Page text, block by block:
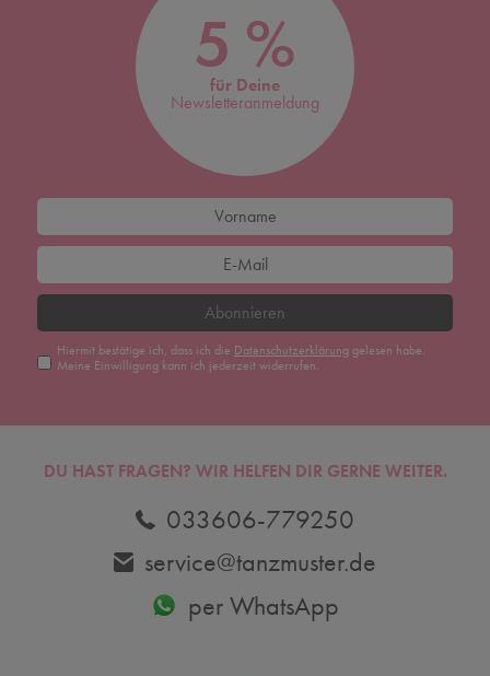
5 %
für Deine
Newsletteranmeldung
Abonnieren
Hiermit bestätige ich, dass ich die Daten­schutz­erklärunggelesen habe.
Meine Einwilligung kann ich jederzeit widerrufen.
DU HAST FRAGEN? WIR HELFEN DIR GERNE WEITER.
033606-779250
service@tanzmuster.de
per WhatsApp